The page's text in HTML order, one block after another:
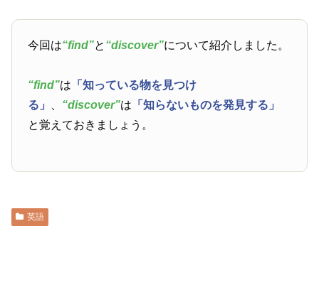
今回は“find”と “discover”について紹介しました。
“find”は 「知っている物を見つけ
る」 、 “discover”は 「知らないものを発見する」
と覚えておきましょう。
英語